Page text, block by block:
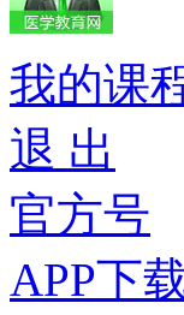
我的课
退 出
官方号
APP下